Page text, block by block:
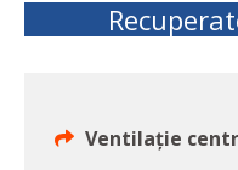
Ventilație